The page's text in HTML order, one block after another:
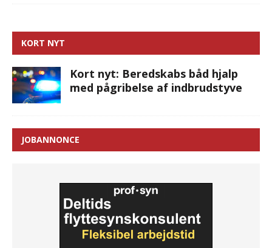
KORT NYT
Kort nyt: Beredskabs båd hjalp
med pågribelse af indbrudstyve
JOBANNONCE